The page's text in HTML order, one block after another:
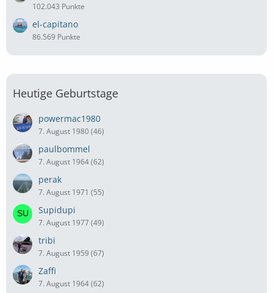
102.043 Punkte
el-capitano
86.569 Punkte
Heutige Geburtstage
powermac1980
7. August 1980 (46)
paulbommel
7. August 1964 (62)
perak
7. August 1971 (55)
Supidupi
7. August 1977 (49)
tribi
7. August 1959 (67)
Zaffi
7. August 1964 (62)